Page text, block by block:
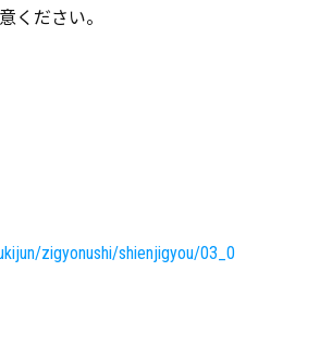
ください。
zigyonushi/shienjigyou/03_0